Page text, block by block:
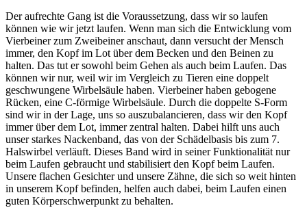
Der aufrechte Gang ist die Voraussetzung, dass wir so laufen
können wie wir jetzt laufen. Wenn man sich die Entwicklung vom
Vierbeiner zum Zweibeiner anschaut, dann versucht der Mensch
immer, den Kopf im Lot über dem Becken und den Beinen zu
halten. Das tut er sowohl beim Gehen als auch beim Laufen. Das
können wir nur, weil wir im Vergleich zu Tieren eine doppelt
geschwungene Wirbelsäule haben. Vierbeiner haben gebogene
Rücken, eine C-förmige Wirbelsäule. Durch die doppelte S-Form
sind wir in der Lage, uns so auszubalancieren, dass wir den Kopf
immer über dem Lot, immer zentral halten. Dabei hilft uns auch
unser starkes Nackenband, das von der Schädelbasis bis zum 7.
Halswirbel verläuft. Dieses Band wird in seiner Funktionalität nur
beim Laufen gebraucht und stabilisiert den Kopf beim Laufen.
Unsere flachen Gesichter und unsere Zähne, die sich so weit hinten
in unserem Kopf befinden, helfen auch dabei, beim Laufen einen
guten Körperschwerpunkt zu behalten.